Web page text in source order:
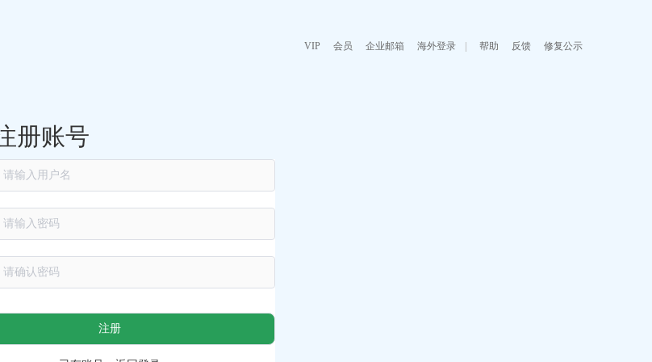
VIP 会员 企业邮箱 海外登录 帮助 反馈 修复公示
册账号
注册